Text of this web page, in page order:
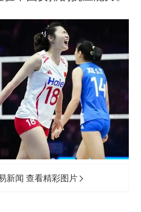
新闻 查看精彩图片